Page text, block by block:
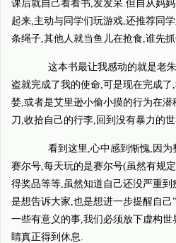
课后就自己看看书,发发呆.但自从妈
起来,主动与同学们玩游戏,还推荐同
条绳子,其他人就当鱼儿在抢食,谁先
这本书最让我感动的就是老朱
盗就完成了我的使命,可是现在完成
婪,或者是艾里逊小偷小摸的行为在
刀,收拾自己的行李,回到没有暴力的
看到这里,心中感到惭愧,因为
赛尔号,每天玩的是赛尔号(虽然有规
得奖品等等,虽然知道自己还没严重
是想告诉大家,也是想进一步提醒自
一些有意义的事,我们必须放下虚构
睛真正得到休息.